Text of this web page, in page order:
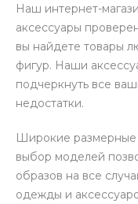
Наш интернет-
аксессуары
вы найдете товары
фигур. Наши
подчеркнуть все
недостатки.
Широкие размерные
выбор моделей
образов на все
одежды и